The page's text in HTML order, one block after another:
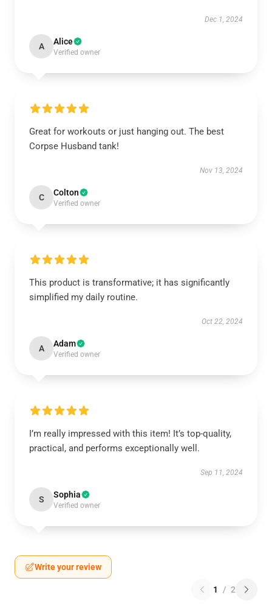
Dec 1, 2024
A Alice
Verified owner
Great for workouts or just hanging out. The best
Corpse Husband tank!
Nov 13, 2024
C Colton
Verified owner
This product is transformative; it has significantly
simplified my daily routine.
Oct 22, 2024
A Adam
Verified owner
I’m really impressed with this item! It’s top-quality,
practical, and performs exceptionally well.
Sep 11, 2024
S Sophia
Verified owner
Write your review
1 / 2